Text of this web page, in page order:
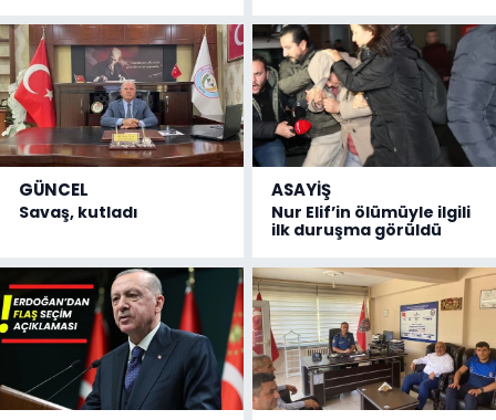
GÜNCEL
Savaş, kutladı
ASAYİŞ
Nur Elif’in ölümüyle ilgili
ilk duruşma görüldü